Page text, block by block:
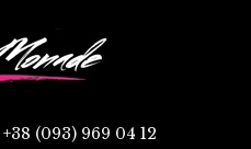
+38 (093) 969 04 12